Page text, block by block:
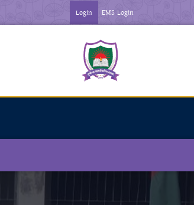
পরীক্ষার রুটিন ***
উপস্থিতি সংক্রান্ত নোটিশ ***
Login EMS Login